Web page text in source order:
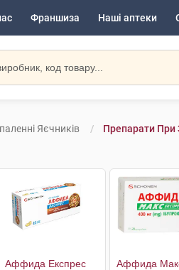
Франшиза Наші аптеки
Яєчників Препарати При
Аффида Експрес Аффида